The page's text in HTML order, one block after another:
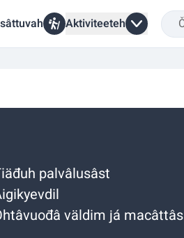
Aktiviteeteh
palvâlusâst
väldim já macâttâs